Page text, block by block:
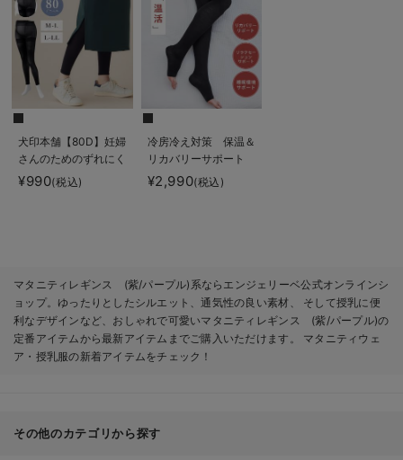
犬印本舗【80D】妊婦
さんのためのずれにく
いレギンス
¥990(税込)
冷房冷え対策 保温＆
リカバリーサポート
momRest おやすみ
着圧ソックス
¥2,990(税込)
マタニティレギンス (紫/パープル)系ならエンジェリーベ公式オンラインシ
ョップ。ゆったりとしたシルエット、通気性の良い素材、 そして授乳に便
利なデザインなど、おしゃれで可愛いマタニティレギンス (紫/パープル)の
定番アイテムから最新アイテムまでご購入いただけます。 マタニティウェ
ア・授乳服の新着アイテムをチェック！
その他のカテゴリから探す